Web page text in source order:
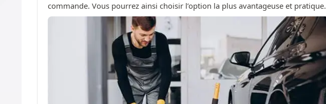
commande. Vous pourrez ainsi choisir l’option la plus avantageuse et pratique.